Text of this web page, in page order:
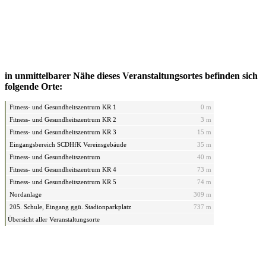
in unmittelbarer Nähe dieses Veranstaltungsortes befinden sich
folgende Orte:
Fitness- und Gesundheitszentrum KR 1
0 m
Fitness- und Gesundheitszentrum KR 2
3 m
Fitness- und Gesundheitszentrum KR 3
15 m
Eingangsbereich SCDHfK Vereinsgebäude
35 m
Fitness- und Gesundheitszentrum
40 m
Fitness- und Gesundheitszentrum KR 4
73 m
Fitness- und Gesundheitszentrum KR 5
74 m
Nordanlage
309 m
205. Schule, Eingang ggü. Stadionparkplatz
737 m
Übersicht aller Veranstaltungsorte